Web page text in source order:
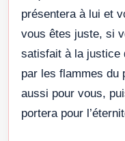
présentera à lui et
vous êtes juste, si
satisfait à la justice
par les flammes du
aussi pour vous,
portera pour